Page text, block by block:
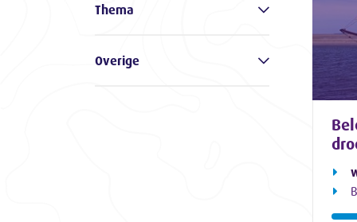
Thema
Overige